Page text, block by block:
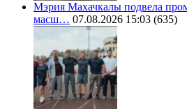
Мэрия Махачкалы подвела
масш… 07.08.2026 15:03 (635)